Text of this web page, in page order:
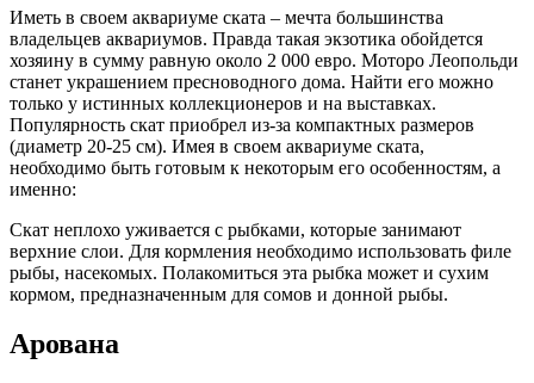
Иметь в своем аквариуме ската – мечта большинства
владельцев аквариумов. Правда такая экзотика обойдется
хозяину в сумму равную около 2 000 евро. Моторо Леопольди
станет украшением пресноводного дома. Найти его можно
только у истинных коллекционеров и на выставках.
Популярность скат приобрел из-за компактных размеров
(диаметр 20-25 см). Имея в своем аквариуме ската,
необходимо быть готовым к некоторым его особенностям, а
именно:
Скат неплохо уживается с рыбками, которые занимают
верхние слои. Для кормления необходимо использовать филе
рыбы, насекомых. Полакомиться эта рыбка может и сухим
кормом, предназначенным для сомов и донной рыбы.
Арована